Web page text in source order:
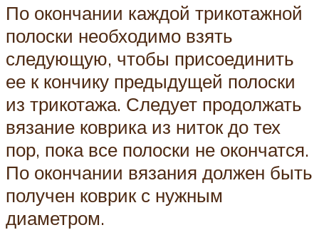
По окончании каждой трикотажной
полоски необходимо взять
следующую, чтобы присоединить
ее к кончику предыдущей полоски
из трикотажа. Следует продолжать
вязание коврика из ниток до тех
пор, пока все полоски не окончатся.
По окончании вязания должен быть
получен коврик с нужным
диаметром.